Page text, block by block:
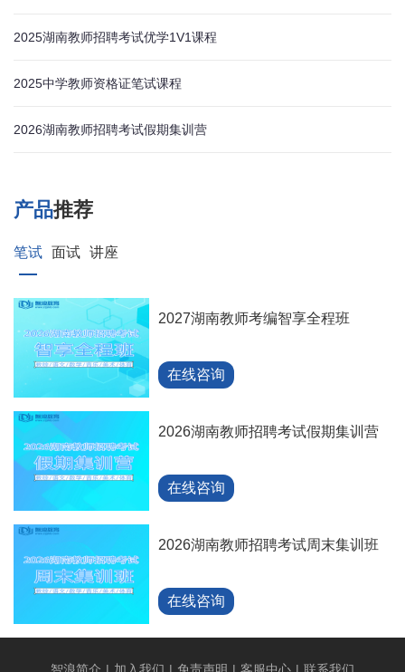
2025湖南教师招聘考试优学1V1课程
2025中学教师资格证笔试课程
2026湖南教师招聘考试假期集训营
产品推荐
笔试 面试 讲座
2027湖南教师考编智享全程班
在线咨询
2026湖南教师招聘考试假期集训营
在线咨询
2026湖南教师招聘考试周末集训班
在线咨询
智浪简介 | 加入我们 | 免责声明 | 客服中心 | 联系我们